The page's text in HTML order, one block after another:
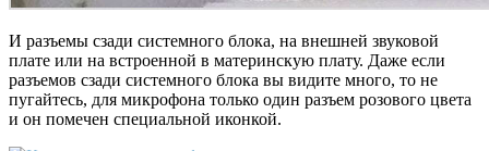
И разъемы сзади системного блока, на внешней звуковой
плате или на встроенной в материнскую плату. Даже если
разъемов сзади системного блока вы видите много, то не
пугайтесь, для микрофона только один разъем розового цвета
и он помечен специальной иконкой.